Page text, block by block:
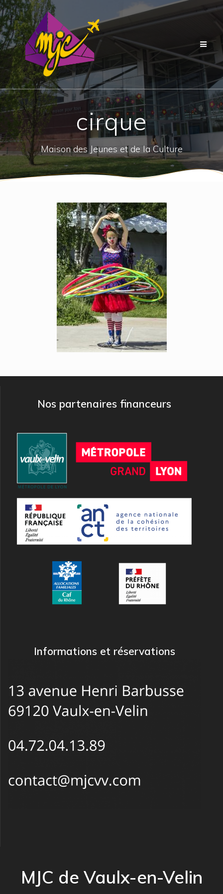
contenu
cirque
Maison des Jeunes et de la Culture
Nos partenaires financeurs
Informations et réservations
MJC de Vaulx-en-Velin